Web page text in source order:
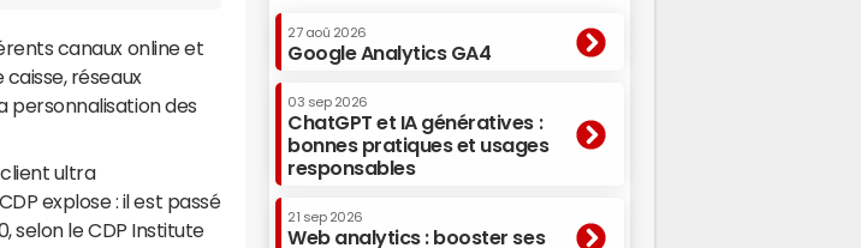
canaux online et
réseaux
personnalisation des
client ultra
explose : il est passé
selon le CDP Institute
27 aoû 2026
Google Analytics GA4
03 sep 2026
ChatGPT et IA génératives :
bonnes pratiques et usages
responsables
21 sep 2026
Web analytics : booster ses